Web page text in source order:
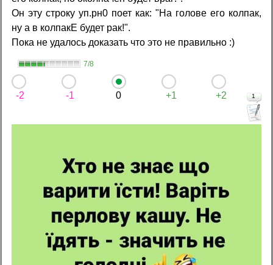
Он эту строку уп.pн0 поет как: "На голове его колпак,
ну а в колпакЕ будет рак!".
Пока не удалось доказать что это не правильно :)
7/8
-2 -1 0 +1 +2 1